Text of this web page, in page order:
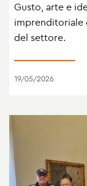
Gusto, arte e
imprenditoriale
del settore.
19/05/2026